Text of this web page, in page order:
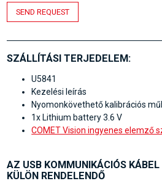
SEND REQUEST
SZÁLLÍTÁSI TERJEDELEM:
U5841
Kezelési leírás
Nyomonkövethető kalibrációs
1x Lithium battery 3.6 V
COMET Vision ingyenes elemző
AZ USB KOMMUNIKÁCIÓS
KÜLÖN RENDELENDŐ